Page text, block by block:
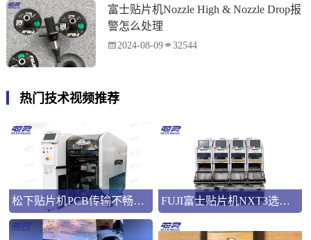
富士贴片机Nozzle High & Nozzle Drop报
警怎么处理
2024-08-09 32544
热门技术视频推荐
松下贴片机PCB传输不畅的原因与处理方法 FUJI富士贴片机NXT3选M3 III还是M6三代机？看完这篇告别纠结！